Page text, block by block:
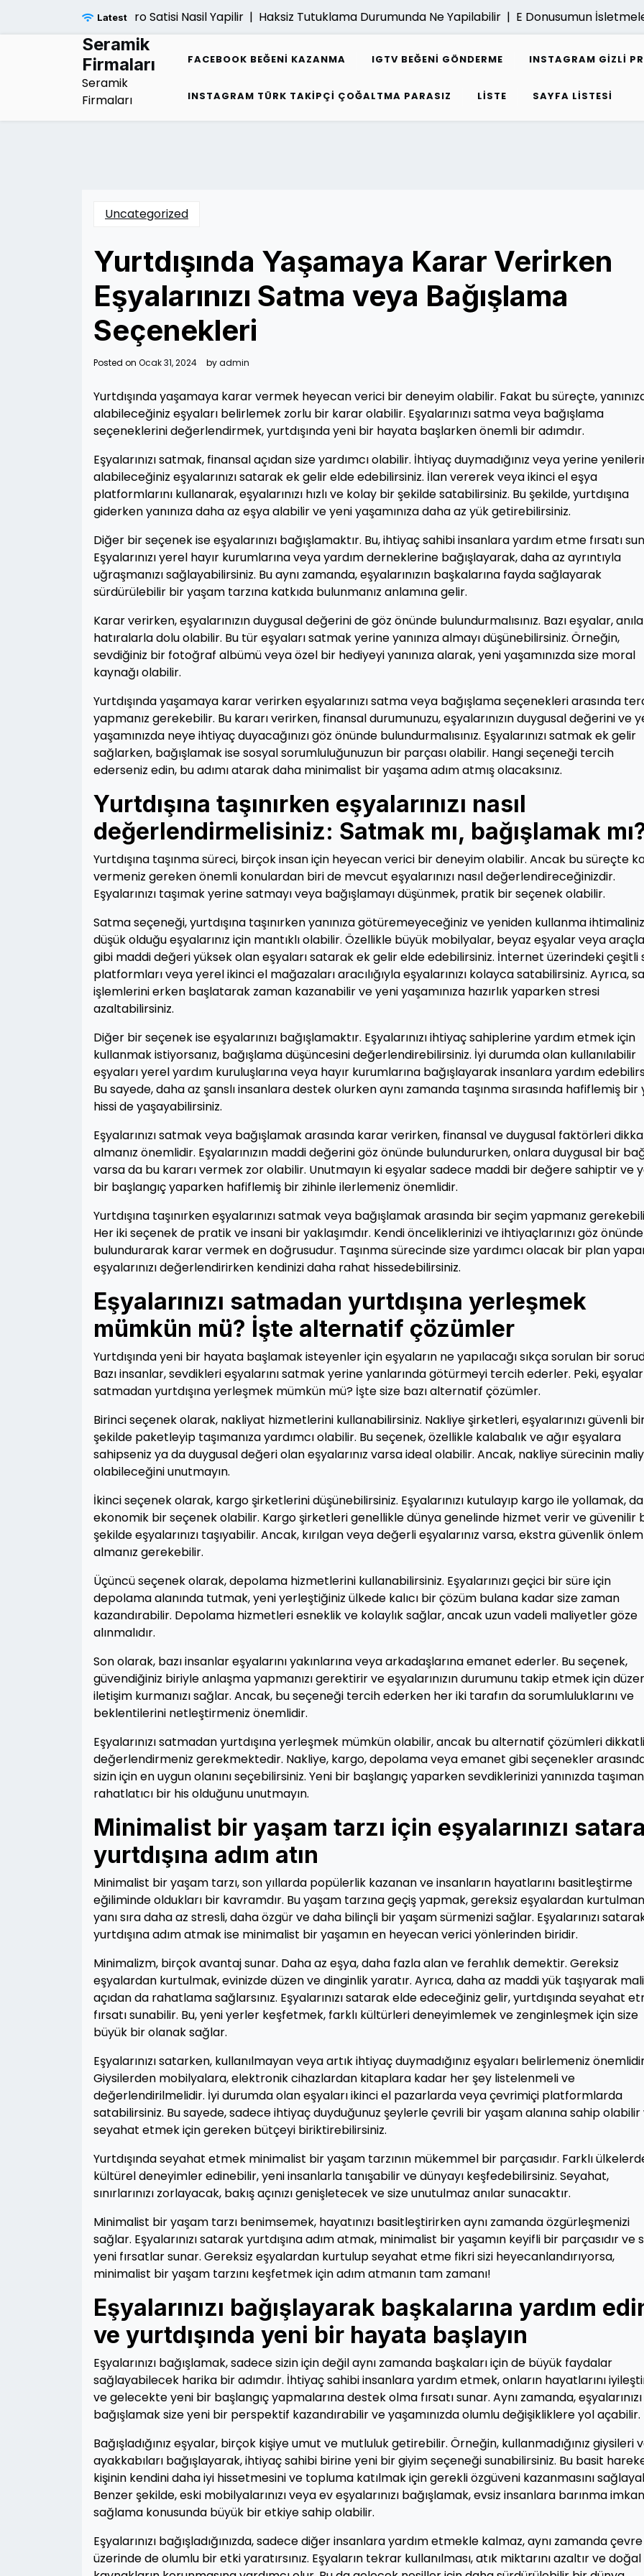
Latest
Ps5 Pro Satisi Nasil Yapilir |Haksiz Tutuklama Durumunda Ne Yapilabilir |E Donusumun İsletmelere
Seramik
Firmaları
Seramik
Firmaları
FACEBOOK BEĞENI KAZANMA IGTV BEĞENI GÖNDERME INSTAGRAM GIZLI
INSTAGRAM TÜRK TAKIPÇI ÇOĞALTMA PARASIZ LISTE SAYFA LISTESI
Uncategorized
Yurtdışında Yaşamaya Karar Verirken
Eşyalarınızı Satma veya Bağışlama
Seçenekleri
Posted on Ocak 31, 2024 byadmin
Yurtdışında yaşamaya karar vermek heyecan verici bir deneyim olabilir. Fakat bu süreçte,
alabileceğiniz eşyaları belirlemek zorlu bir karar olabilir. Eşyalarınızı satma veya bağışlama
seçeneklerini değerlendirmek, yurtdışında yeni bir hayata başlarken önemli bir adımdır.
Eşyalarınızı satmak, finansal açıdan size yardımcı olabilir. İhtiyaç duymadığınız veya yerine
alabileceğiniz eşyalarınızı satarak ek gelir elde edebilirsiniz. İlan vererek veya ikinci el eşya
platformlarını kullanarak, eşyalarınızı hızlı ve kolay bir şekilde satabilirsiniz. Bu şekilde, yurtdışına
giderken yanınıza daha az eşya alabilir ve yeni yaşamınıza daha az yük getirebilirsiniz.
Diğer bir seçenek ise eşyalarınızı bağışlamaktır. Bu, ihtiyaç sahibi insanlara yardım etme fırsatı
Eşyalarınızı yerel hayır kurumlarına veya yardım derneklerine bağışlayarak, daha az ayrıntıyla
uğraşmanızı sağlayabilirsiniz. Bu aynı zamanda, eşyalarınızın başkalarına fayda sağlayarak
sürdürülebilir bir yaşam tarzına katkıda bulunmanız anlamına gelir.
Karar verirken, eşyalarınızın duygusal değerini de göz önünde bulundurmalısınız. Bazı eşyalar,
hatıralarla dolu olabilir. Bu tür eşyaları satmak yerine yanınıza almayı düşünebilirsiniz. Örneğin,
sevdiğiniz bir fotoğraf albümü veya özel bir hediyeyi yanınıza alarak, yeni yaşamınızda size moral
kaynağı olabilir.
Yurtdışında yaşamaya karar verirken eşyalarınızı satma veya bağışlama seçenekleri arasında
yapmanız gerekebilir. Bu kararı verirken, finansal durumunuzu, eşyalarınızın duygusal değerini ve
yaşamınızda neye ihtiyaç duyacağınızı göz önünde bulundurmalısınız. Eşyalarınızı satmak ek gelir
sağlarken, bağışlamak ise sosyal sorumluluğunuzun bir parçası olabilir. Hangi seçeneği tercih
ederseniz edin, bu adımı atarak daha minimalist bir yaşama adım atmış olacaksınız.
Yurtdışına taşınırken eşyalarınızı nasıl
değerlendirmelisiniz: Satmak mı, bağışlamak
Yurtdışına taşınma süreci, birçok insan için heyecan verici bir deneyim olabilir. Ancak bu süreçte
vermeniz gereken önemli konulardan biri de mevcut eşyalarınızı nasıl değerlendireceğinizdir.
Eşyalarınızı taşımak yerine satmayı veya bağışlamayı düşünmek, pratik bir seçenek olabilir.
Satma seçeneği, yurtdışına taşınırken yanınıza götüremeyeceğiniz ve yeniden kullanma
düşük olduğu eşyalarınız için mantıklı olabilir. Özellikle büyük mobilyalar, beyaz eşyalar veya
gibi maddi değeri yüksek olan eşyaları satarak ek gelir elde edebilirsiniz. İnternet üzerindeki çeşitli
platformları veya yerel ikinci el mağazaları aracılığıyla eşyalarınızı kolayca satabilirsiniz. Ayrıca,
işlemlerini erken başlatarak zaman kazanabilir ve yeni yaşamınıza hazırlık yaparken stresi
azaltabilirsiniz.
Diğer bir seçenek ise eşyalarınızı bağışlamaktır. Eşyalarınızı ihtiyaç sahiplerine yardım etmek için
kullanmak istiyorsanız, bağışlama düşüncesini değerlendirebilirsiniz. İyi durumda olan kullanılabilir
eşyaları yerel yardım kuruluşlarına veya hayır kurumlarına bağışlayarak insanlara yardım
Bu sayede, daha az şanslı insanlara destek olurken aynı zamanda taşınma sırasında hafiflemiş bir
hissi de yaşayabilirsiniz.
Eşyalarınızı satmak veya bağışlamak arasında karar verirken, finansal ve duygusal faktörleri
almanız önemlidir. Eşyalarınızın maddi değerini göz önünde bulundururken, onlara duygusal bir
varsa da bu kararı vermek zor olabilir. Unutmayın ki eşyalar sadece maddi bir değere sahiptir ve
bir başlangıç yaparken hafiflemiş bir zihinle ilerlemeniz önemlidir.
Yurtdışına taşınırken eşyalarınızı satmak veya bağışlamak arasında bir seçim yapmanız
Her iki seçenek de pratik ve insani bir yaklaşımdır. Kendi önceliklerinizi ve ihtiyaçlarınızı göz önünde
bulundurarak karar vermek en doğrusudur. Taşınma sürecinde size yardımcı olacak bir plan
eşyalarınızı değerlendirirken kendinizi daha rahat hissedebilirsiniz.
Eşyalarınızı satmadan yurtdışına yerleşmek
mümkün mü? İşte alternatif çözümler
Yurtdışında yeni bir hayata başlamak isteyenler için eşyaların ne yapılacağı sıkça sorulan bir
Bazı insanlar, sevdikleri eşyalarını satmak yerine yanlarında götürmeyi tercih ederler. Peki,
satmadan yurtdışına yerleşmek mümkün mü? İşte size bazı alternatif çözümler.
Birinci seçenek olarak, nakliyat hizmetlerini kullanabilirsiniz. Nakliye şirketleri, eşyalarınızı güvenli
şekilde paketleyip taşımanıza yardımcı olabilir. Bu seçenek, özellikle kalabalık ve ağır eşyalara
sahipseniz ya da duygusal değeri olan eşyalarınız varsa ideal olabilir. Ancak, nakliye sürecinin
olabileceğini unutmayın.
İkinci seçenek olarak, kargo şirketlerini düşünebilirsiniz. Eşyalarınızı kutulayıp kargo ile yollamak,
ekonomik bir seçenek olabilir. Kargo şirketleri genellikle dünya genelinde hizmet verir ve güvenilir
şekilde eşyalarınızı taşıyabilir. Ancak, kırılgan veya değerli eşyalarınız varsa, ekstra güvenlik
almanız gerekebilir.
Üçüncü seçenek olarak, depolama hizmetlerini kullanabilirsiniz. Eşyalarınızı geçici bir süre için
depolama alanında tutmak, yeni yerleştiğiniz ülkede kalıcı bir çözüm bulana kadar size zaman
kazandırabilir. Depolama hizmetleri esneklik ve kolaylık sağlar, ancak uzun vadeli maliyetler göze
alınmalıdır.
Son olarak, bazı insanlar eşyalarını yakınlarına veya arkadaşlarına emanet ederler. Bu seçenek,
güvendiğiniz biriyle anlaşma yapmanızı gerektirir ve eşyalarınızın durumunu takip etmek için
iletişim kurmanızı sağlar. Ancak, bu seçeneği tercih ederken her iki tarafın da sorumluluklarını ve
beklentilerini netleştirmeniz önemlidir.
Eşyalarınızı satmadan yurtdışına yerleşmek mümkün olabilir, ancak bu alternatif çözümleri
değerlendirmeniz gerekmektedir. Nakliye, kargo, depolama veya emanet gibi seçenekler
sizin için en uygun olanını seçebilirsiniz. Yeni bir başlangıç yaparken sevdiklerinizi yanınızda
rahatlatıcı bir his olduğunu unutmayın.
Minimalist bir yaşam tarzı için eşyalarınızı
yurtdışına adım atın
Minimalist bir yaşam tarzı, son yıllarda popülerlik kazanan ve insanların hayatlarını basitleştirme
eğiliminde oldukları bir kavramdır. Bu yaşam tarzına geçiş yapmak, gereksiz eşyalardan
yanı sıra daha az stresli, daha özgür ve daha bilinçli bir yaşam sürmenizi sağlar. Eşyalarınızı
yurtdışına adım atmak ise minimalist bir yaşamın en heyecan verici yönlerinden biridir.
Minimalizm, birçok avantaj sunar. Daha az eşya, daha fazla alan ve ferahlık demektir. Gereksiz
eşyalardan kurtulmak, evinizde düzen ve dinginlik yaratır. Ayrıca, daha az maddi yük taşıyarak mali
açıdan da rahatlama sağlarsınız. Eşyalarınızı satarak elde edeceğiniz gelir, yurtdışında seyahat
fırsatı sunabilir. Bu, yeni yerler keşfetmek, farklı kültürleri deneyimlemek ve zenginleşmek için size
büyük bir olanak sağlar.
Eşyalarınızı satarken, kullanılmayan veya artık ihtiyaç duymadığınız eşyaları belirlemeniz
Giysilerden mobilyalara, elektronik cihazlardan kitaplara kadar her şey listelenmeli ve
değerlendirilmelidir. İyi durumda olan eşyaları ikinci el pazarlarda veya çevrimiçi platformlarda
satabilirsiniz. Bu sayede, sadece ihtiyaç duyduğunuz şeylerle çevrili bir yaşam alanına sahip olabilir
seyahat etmek için gereken bütçeyi biriktirebilirsiniz.
Yurtdışında seyahat etmek minimalist bir yaşam tarzının mükemmel bir parçasıdır. Farklı
kültürel deneyimler edinebilir, yeni insanlarla tanışabilir ve dünyayı keşfedebilirsiniz. Seyahat,
sınırlarınızı zorlayacak, bakış açınızı genişletecek ve size unutulmaz anılar sunacaktır.
Minimalist bir yaşam tarzı benimsemek, hayatınızı basitleştirirken aynı zamanda özgürleşmenizi
sağlar. Eşyalarınızı satarak yurtdışına adım atmak, minimalist bir yaşamın keyifli bir parçasıdır ve
yeni fırsatlar sunar. Gereksiz eşyalardan kurtulup seyahat etme fikri sizi heyecanlandırıyorsa,
minimalist bir yaşam tarzını keşfetmek için adım atmanın tam zamanı!
Eşyalarınızı bağışlayarak başkalarına yardım
ve yurtdışında yeni bir hayata başlayın
Eşyalarınızı bağışlamak, sadece sizin için değil aynı zamanda başkaları için de büyük faydalar
sağlayabilecek harika bir adımdır. İhtiyaç sahibi insanlara yardım etmek, onların hayatlarını
ve gelecekte yeni bir başlangıç yapmalarına destek olma fırsatı sunar. Aynı zamanda, eşyalarınızı
bağışlamak size yeni bir perspektif kazandırabilir ve yaşamınızda olumlu değişikliklere yol açabilir.
Bağışladığınız eşyalar, birçok kişiye umut ve mutluluk getirebilir. Örneğin, kullanmadığınız giysileri
ayakkabıları bağışlayarak, ihtiyaç sahibi birine yeni bir giyim seçeneği sunabilirsiniz. Bu basit
kişinin kendini daha iyi hissetmesini ve topluma katılmak için gerekli özgüveni kazanmasını
Benzer şekilde, eski mobilyalarınızı veya ev eşyalarınızı bağışlamak, evsiz insanlara barınma
sağlama konusunda büyük bir etkiye sahip olabilir.
Eşyalarınızı bağışladığınızda, sadece diğer insanlara yardım etmekle kalmaz, aynı zamanda çevre
üzerinde de olumlu bir etki yaratırsınız. Eşyaların tekrar kullanılması, atık miktarını azaltır ve doğal